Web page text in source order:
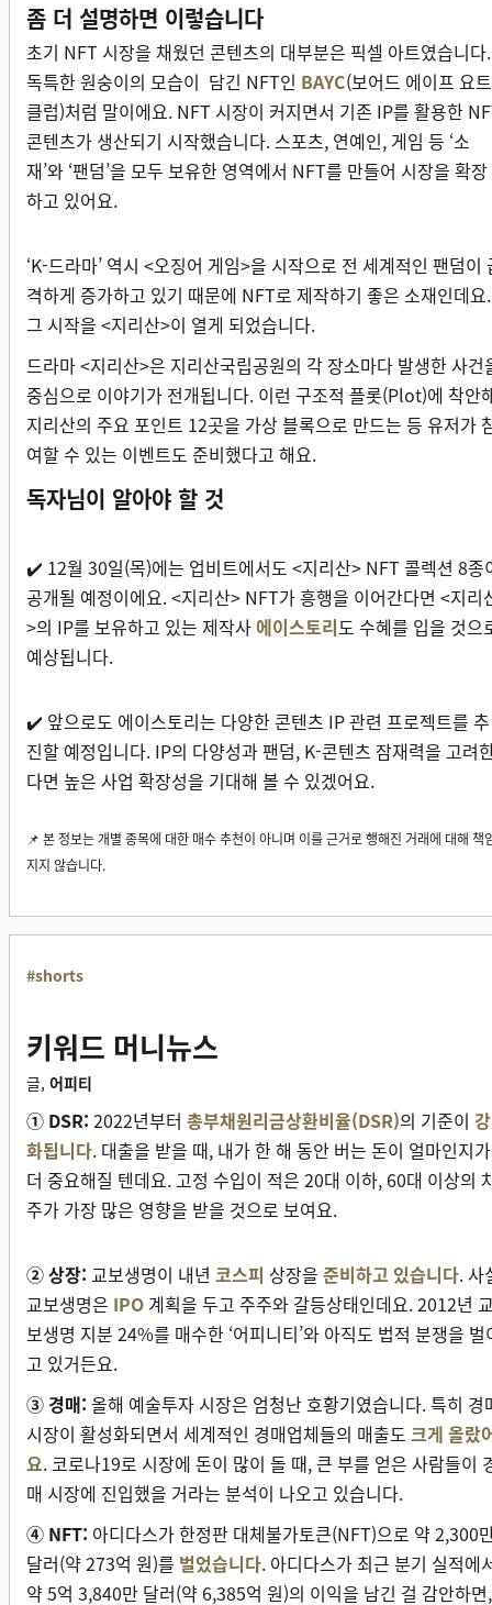
좀 더 설명하면 이렇습니다
초기 NFT 시장을 채웠던 콘텐츠의 대부분은 픽셀 아트였습니다.
독특한 원숭이의 모습이 담긴 NFT인 BAYC(보어드 에이프 요트
클럽)처럼 말이에요. NFT 시장이 커지면서 기존 IP를 활용한
콘텐츠가 생산되기 시작했습니다. 스포츠, 연예인, 게임 등 ‘소
재’와 ‘팬덤’을 모두 보유한 영역에서 NFT를 만들어 시장을 확장
하고 있어요.
‘K-드라마’ 역시 <오징어 게임>을 시작으로 전 세계적인 팬덤이
격하게 증가하고 있기 때문에 NFT로 제작하기 좋은 소재인데요.
그 시작을 <지리산>이 열게 되었습니다.
드라마 <지리산>은 지리산국립공원의 각 장소마다 발생한 사건
중심으로 이야기가 전개됩니다. 이런 구조적 플롯(Plot)에 착안
지리산의 주요 포인트 12곳을 가상 블록으로 만드는 등 유저가
여할 수 있는 이벤트도 준비했다고 해요.
독자님이 알아야 할 것
✔️ 12월 30일(목)에는 업비트에서도 <지리산> NFT 콜렉션 8종
공개될 예정이에요. <지리산> NFT가 흥행을 이어간다면 <지리
>의 IP를 보유하고 있는 제작사에이스토리도 수혜를 입을 것으
예상됩니다.
✔️ 앞으로도 에이스토리는 다양한 콘텐츠 IP 관련 프로젝트를 추
진할 예정입니다. IP의 다양성과 팬덤, K-콘텐츠 잠재력을 고려
다면 높은 사업 확장성을 기대해 볼 수 있겠어요.
📌 본 정보는 개별 종목에 대한 매수 추천이 아니며 이를 근거로 행해진 거래에 대해 책
지지 않습니다.
#shorts
키워드 머니뉴스
글, 어피티
① DSR: 2022년부터 총부채원리금상환비율(DSR)의 기준이 강
화됩니다. 대출을 받을 때, 내가 한 해 동안 버는 돈이 얼마인지가
더 중요해질 텐데요. 고정 수입이 적은 20대 이하, 60대 이상의
주가 가장 많은 영향을 받을 것으로 보여요.
② 상장: 교보생명이 내년 코스피 상장을 준비하고 있습니다. 사
교보생명은 IPO 계획을 두고 주주와 갈등상태인데요. 2012년
보생명 지분 24%를 매수한 ‘어피니티’와 아직도 법적 분쟁을 벌
고 있거든요.
③ 경매: 올해 예술투자 시장은 엄청난 호황기였습니다. 특히 경
시장이 활성화되면서 세계적인 경매업체들의 매출도 크게 올랐
요. 코로나19로 시장에 돈이 많이 돌 때, 큰 부를 얻은 사람들이
매 시장에 진입했을 거라는 분석이 나오고 있습니다.
④ NFT: 아디다스가 한정판 대체불가토큰(NFT)으로 약 2,300
달러(약 273억 원)를 벌었습니다. 아디다스가 최근 분기 실적에
약 5억 3,840만 달러(약 6,385억 원)의 이익을 남긴 걸 감안하면,